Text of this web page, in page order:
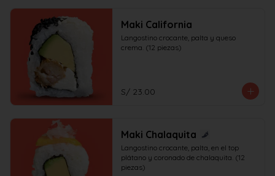
Maki California
Langostino crocante, palta y queso
crema. (12 piezas)
S/ 23.00
Maki Chalaquita
Langostino crocante, palta, en el top
plátano y coronado de chalaquita. (12
piezas)